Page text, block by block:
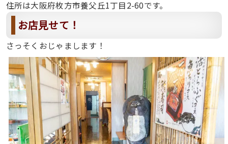
住所は大阪府枚方市養父丘1丁目2-60です。
お店見せて！
さっそくおじゃまします！